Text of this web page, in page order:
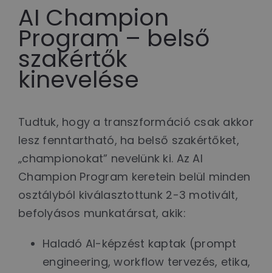
AI Champion
Program – belső
szakértők
kinevelése
Tudtuk, hogy a transzformáció csak akkor
lesz fenntartható, ha belső szakértőket,
„championokat” nevelünk ki. Az AI
Champion Program keretein belül minden
osztályból kiválasztottunk 2-3 motivált,
befolyásos munkatársat, akik:
Haladó AI-képzést kaptak (prompt
engineering, workflow tervezés, etika,